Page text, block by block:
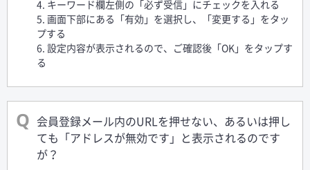
4. キーワード欄左側の「必ず受信」にチェックを入れる
5. 画面下部にある「有効」を選択し、「変更する」をタッ
プする
6. 設定内容が表示されるので、ご確認後「OK」をタップす
る
会員登録メール内のURLを押せない、あるいは押し
ても「アドレスが無効です」と表示されるのです
が？